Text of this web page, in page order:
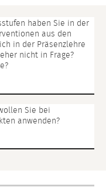
haben Sie in der
aus den
in der Präsenzlehre
nicht in Frage?
Sie bei
anwenden?